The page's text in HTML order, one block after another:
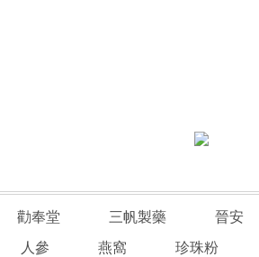
勸奉堂 三帆製藥 晉安
人參
燕窩 珍珠粉